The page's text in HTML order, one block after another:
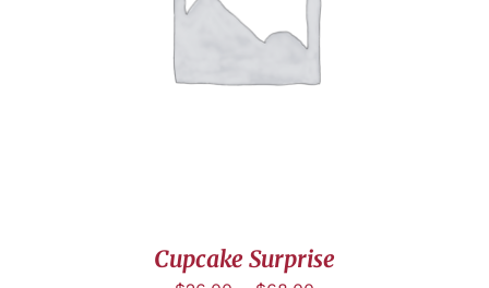
DÉTAILS
Cupcake Surprise